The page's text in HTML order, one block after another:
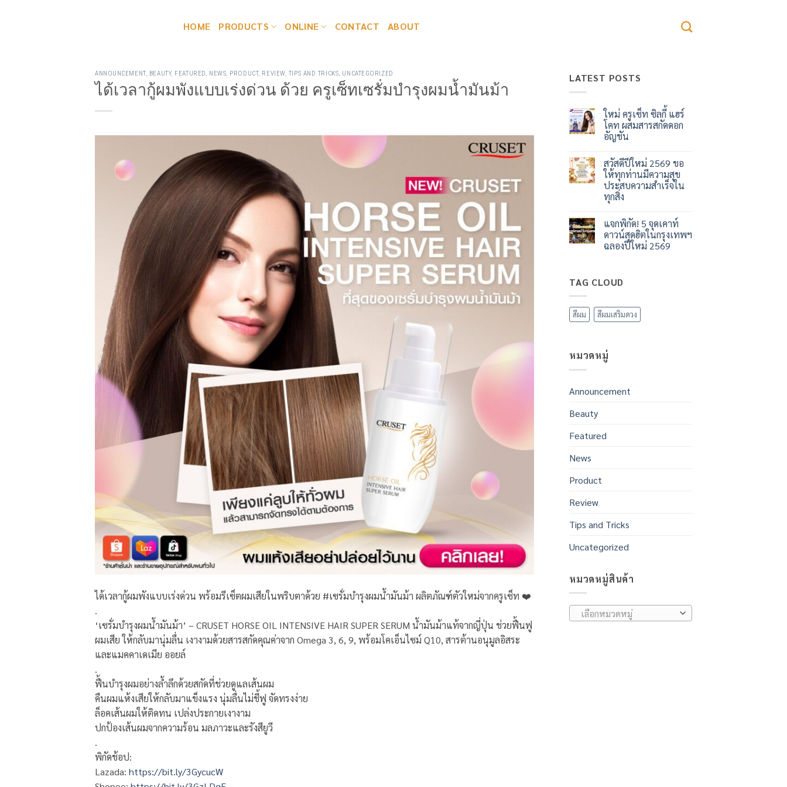
HOME PRODUCTS ONLINE CONTACT ABOUT
ANNOUNCEMENT, BEAUTY, FEATURED, NEWS, PRODUCT, REVIEW, TIPS AND TRICKS, UNCATEGORIZED
ได้เวลากู้ผมพังแบบเร่งด่วน ด้วย ครูเซ็ทเซรั่มบำรุงผมน้ำมันม้า
ได้เวลากู้ผมพังแบบเร่งด่วน พร้อมรีเซ็ตผมเสียในพริบตาด้วย #เซรั่มบำรุงผมน้ำมันม้า ผลิตภัณฑ์ตัวใหม่จากครูเซ็ท ❤️
.
‘เซรั่มบำรุงผมน้ำมันม้า’ – CRUSET HORSE OIL INTENSIVE HAIR SUPER SERUM น้ำมันม้าแท้จากญี่ปุ่น ช่วยฟื้นฟู
ผมเสีย ให้กลับมานุ่มลื่น เงางามด้วยสารสกัดคุณค่าจาก Omega 3, 6, 9, พร้อมโคเอ็นไซม์ Q10, สารต้านอนุมูลอิสระ
และแมคคาเดเมีย ออยล์
.
ฟื้นบำรุงผมอย่างล้ำลึกด้วยสกัดที่ช่วยดูแลเส้นผม
คืนผมแห้งเสียให้กลับมาแข็งแรง นุ่มลื่นไม่ชี้ฟู จัดทรงง่าย
ล็อคเส้นผมให้ติดทน เปล่งประกายเงางาม
ปกป้องเส้นผมจากความร้อน มลภาวะและรังสียูวี
.
พิกัดช้อป:
Lazada: https://bit.ly/3GycucW
LATEST POSTS
ใหม่ ครูเซ็ท ซิลกี้ แฮร์
โคท ผสมสารสกัดดอก
อัญชัน
ความ
เห็น
บน
ใหม่
ครู
เซ็ท
ซิ
โคท
ผสม
สาร
สกัด
สวัสดีปีใหม่ 2569 ขอ
ให้ทุกท่านมีความสุข
ประสบความสำเร็จใน
ทุกสิ่ง
เห็น
บน
สวัสดี
ปี
ทุก
ความ
สุข
ประสบ
ทุก
สิ่ง
แจกพิกัด! 5 จุดเคาท์
ดาวน์สุดฮิตในกรุงเทพฯ
ฉลองปีใหม่ 2569
บน
แจก
จุด
เคา
ฮิต
ใน
กรุงเทพฯ
2569
TAG CLOUD
สีผม สีผมเสริมดวง
หมวดหมู่
Announcement
Beauty
Featured
News
Product
Review
Tips and Tricks
Uncategorized
หมวดหมู่สินค้า
เลือกหมวดหมู่